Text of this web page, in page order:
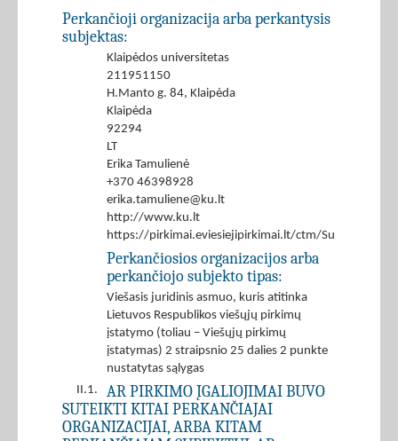
Perkančioji organizacija arba perkantysis
subjektas:
Klaipėdos universitetas
211951150
H.Manto g. 84, Klaipėda
Klaipėda
92294
LT
Erika Tamulienė
+370 46398928
erika.tamuliene@ku.lt
http://www.ku.lt
https://pirkimai.eviesiejipirkimai.lt/ctm/Supplier/
Perkančiosios organizacijos arba
perkančiojo subjekto tipas:
Viešasis juridinis asmuo, kuris atitinka
Lietuvos Respublikos viešųjų pirkimų
įstatymo (toliau – Viešųjų pirkimų
įstatymas) 2 straipsnio 25 dalies 2 punkte
nustatytas sąlygas
II.1.
AR PIRKIMO ĮGALIOJIMAI BUVO
SUTEIKTI KITAI PERKANČIAJAI
ORGANIZACIJAI, ARBA KITAM